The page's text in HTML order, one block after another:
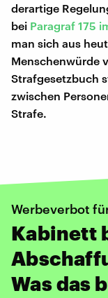
derartige
bei Paragraf 175
man sich aus
Menschenwürde
Strafgesetzbuch
zwischen
Strafe.
Werbeverbot
Kabinett
Was das